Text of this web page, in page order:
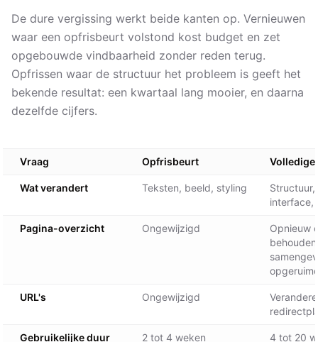
De dure vergissing werkt beide kanten op. Vernieuwen
waar een opfrisbeurt volstond kost budget en zet
opgebouwde vindbaarheid zonder reden terug.
Opfrissen waar de structuur het probleem is geeft het
bekende resultat: een kwartaal lang mooier, en daarna
dezelfde cijfers.
Vraag Opfrisbeurt
Wat verandert Teksten, beeld, styling
interface,
Pagina-overzicht Ongewijzigd
Opnieuw
URL's Ongewijzigd
Gebruikelijke duur 2 tot 4 weken 4 tot 20